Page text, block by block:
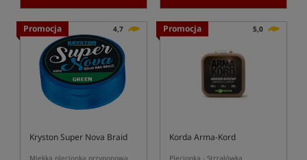
Promocja 4,7
Kryston Super Nova Braid
Miękka plecionka przyponowa
Promocja 5,0
Korda Arma-Kord
Plecionka - Strzałówka